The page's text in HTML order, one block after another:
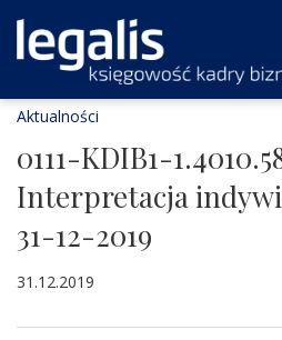
Aktualności
0111-KDIB1-
Interpretacja
31-12-2019
31.12.2019